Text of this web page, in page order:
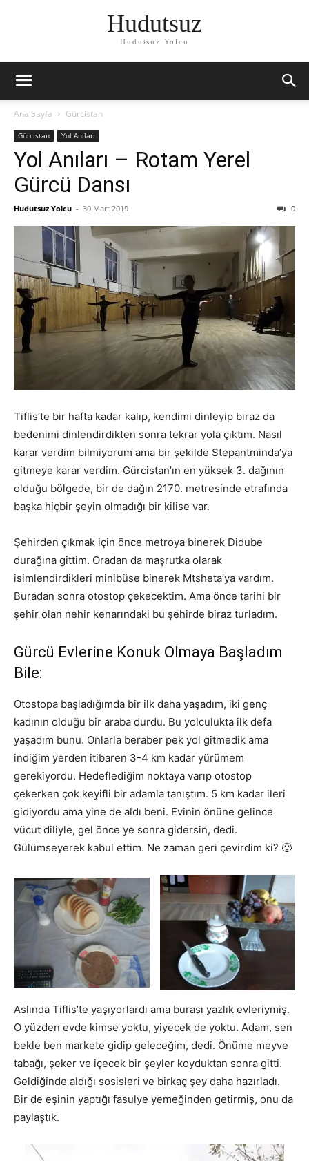
Hudutsuz
Hudutsuz Yolcu
Ana Sayfa Gürcistan
Gürcistan Yol Anıları
Yol Anıları – Rotam Yerel
Gürcü Dansı
Hudutsuz Yolcu - 30 Mart 2019 0
Tiflis’te bir hafta kadar kalıp, kendimi dinleyip biraz da
bedenimi dinlendirdikten sonra tekrar yola çıktım. Nasıl
karar verdim bilmiyorum ama bir şekilde Stepantminda’ya
gitmeye karar verdim. Gürcistan’ın en yüksek 3. dağının
olduğu bölgede, bir de dağın 2170. metresinde etrafında
başka hiçbir şeyin olmadığı bir kilise var.
Şehirden çıkmak için önce metroya binerek Didube
durağına gittim. Oradan da maşrutka olarak
isimlendirdikleri minibüse binerek Mtsheta’ya vardım.
Buradan sonra otostop çekecektim. Ama önce tarihi bir
şehir olan nehir kenarındaki bu şehirde biraz turladım.
Gürcü Evlerine Konuk Olmaya Başladım
Bile:
Otostopa başladığımda bir ilk daha yaşadım, iki genç
kadının olduğu bir araba durdu. Bu yolculukta ilk defa
yaşadım bunu. Onlarla beraber pek yol gitmedik ama
indiğim yerden itibaren 3-4 km kadar yürümem
gerekiyordu. Hedeflediğim noktaya varıp otostop
çekerken çok keyifli bir adamla tanıştım. 5 km kadar ileri
gidiyordu ama yine de aldı beni. Evinin önüne gelince
vücut diliyle, gel önce ye sonra gidersin, dedi.
Gülümseyerek kabul ettim. Ne zaman geri çevirdim ki? 🙂
Aslında Tiflis’te yaşıyorlardı ama burası yazlık evleriymiş.
O yüzden evde kimse yoktu, yiyecek de yoktu. Adam, sen
bekle ben markete gidip geleceğim, dedi. Önüme meyve
tabağı, şeker ve içecek bir şeyler koyduktan sonra gitti.
Geldiğinde aldığı sosisleri ve birkaç şey daha hazırladı.
Bir de eşinin yaptığı fasulye yemeğinden getirmiş, onu da
paylaştık.